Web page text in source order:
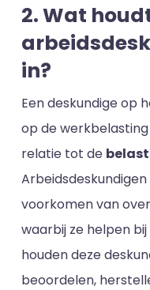
2. Wat
in?
Een deskundige op
op de
relatie tot de
voorkomen van
waarbij ze helpen
houden deze
beoordelen,